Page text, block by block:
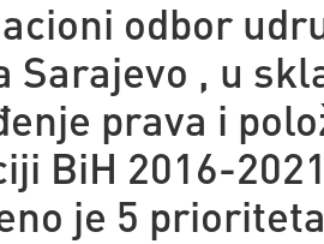
odbor
Sarajevo , u
prava i
BiH 2016-
je 5